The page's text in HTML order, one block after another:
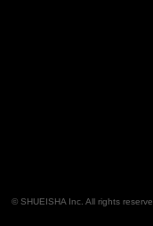
© SHUEISHA Inc . All rights